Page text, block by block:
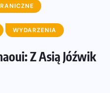
WYDARZENIA
Z Asią Jóźwik